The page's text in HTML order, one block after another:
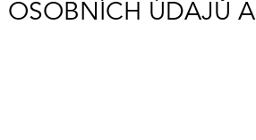
OSOBNÍCH ÚDAJŮ A